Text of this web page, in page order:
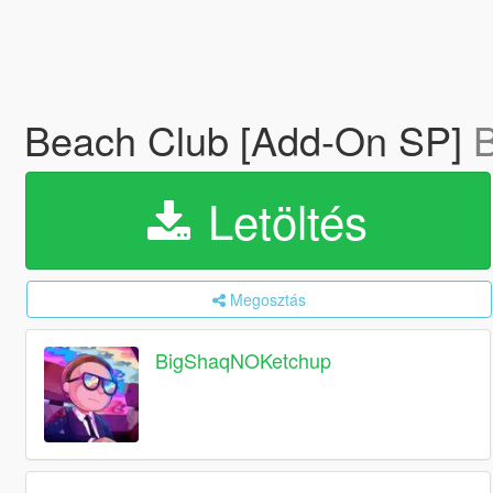
Beach Club [Add-On SP]
Letöltés
Megosztás
BigShaqNOKetchup